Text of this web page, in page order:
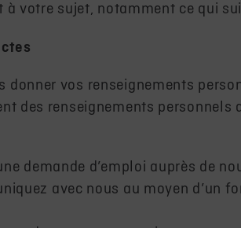
à votre sujet, notamment ce qui
donner vos renseignements
des renseignements
demande d’emploi auprès de
avec nous au moyen d’un